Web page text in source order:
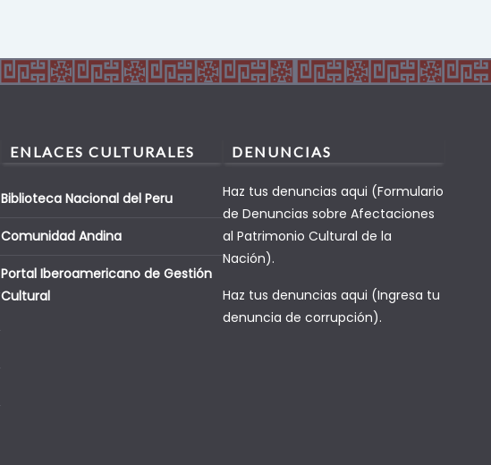
ENLACES CULTURALES
Biblioteca Nacional del Peru
Comunidad Andina
Portal Iberoamericano de Gestión
Cultural
DENUNCIAS
Haz tus denuncias aqui (Formulario
de Denuncias sobre Afectaciones
al Patrimonio Cultural de la
Nación).
Haz tus denuncias aqui (Ingresa tu
denuncia de corrupción).